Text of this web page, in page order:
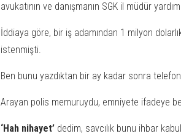
avukatının ve danışmanın SGK il müdür
İddiaya göre, bir iş adamından 1 milyon
istenmişti.
Ben bunu yazdıktan bir ay kadar sonra
Arayan polis memuruydu, emniyete ifadeye
‘Hah nihayet’ dedim, savcılık bunu ihbar